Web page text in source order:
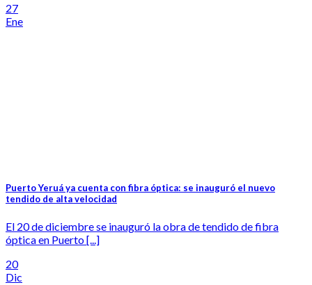
27
Ene
Puerto Yeruá ya cuenta con fibra óptica: se inauguró el nuevo
tendido de alta velocidad
El 20 de diciembre se inauguró la obra de tendido de fibra
óptica en Puerto [...]
20
Dic